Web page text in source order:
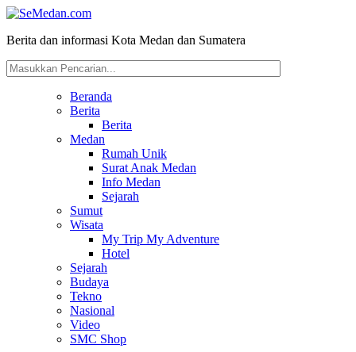
Berita dan informasi Kota Medan dan Sumatera
Beranda
Berita
Berita
Medan
Rumah Unik
Surat Anak Medan
Info Medan
Sejarah
Sumut
Wisata
My Trip My Adventure
Hotel
Sejarah
Budaya
Tekno
Nasional
Video
SMC Shop